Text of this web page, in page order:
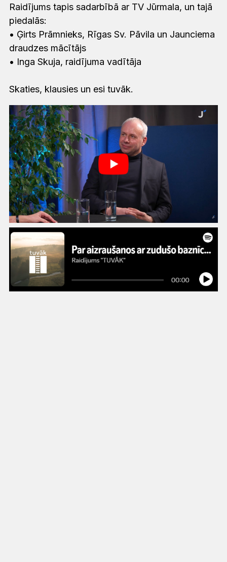
Raidījums tapis sadarbībā ar TV Jūrmala, un tajā
piedalās:
• Ģirts Prāmnieks, Rīgas Sv. Pāvila un Jaunciema
draudzes mācītājs
• Inga Skuja, raidījuma vadītāja
Skaties, klausies un esi tuvāk.